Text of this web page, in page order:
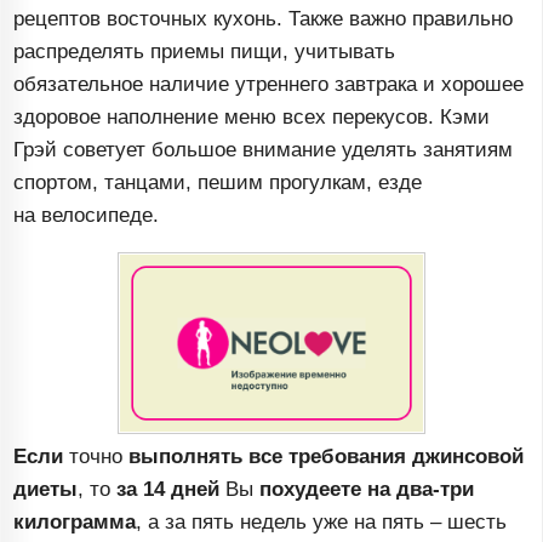
рецептов восточных кухонь. Также важно правильно
распределять приемы пищи, учитывать
обязательное наличие утреннего завтрака и хорошее
здоровое наполнение меню всех перекусов. Кэми
Грэй советует большое внимание уделять занятиям
спортом, танцами, пешим прогулкам, езде
на велосипеде.
Если точно выполнять все требования джинсовой
диеты, то за 14 дней Вы похудеете надва-три
килограмма, а за пять недель уже на пять – шесть